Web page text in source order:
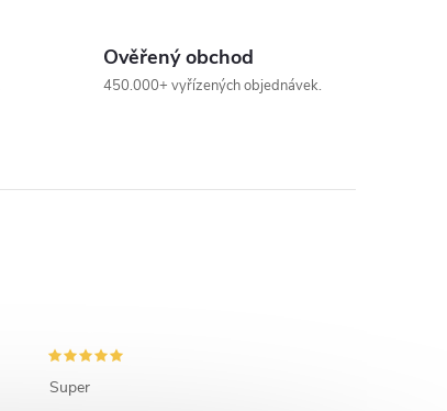
Ověřený obchod
450.000+ vyřízených objednávek.
Super